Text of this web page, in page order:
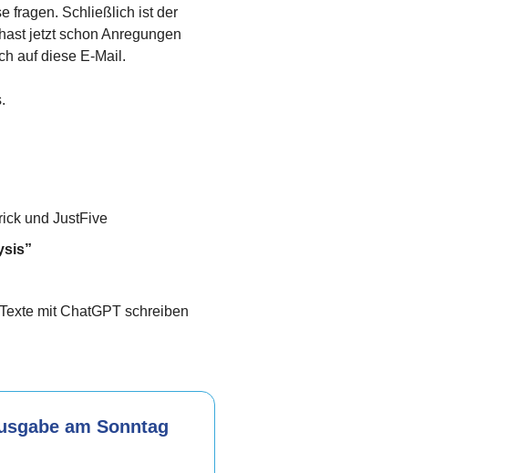
fragen. Schließlich ist der
jetzt schon Anregungen
auf diese E-Mail.
und JustFive
mit ChatGPT schreiben
am Sonntag